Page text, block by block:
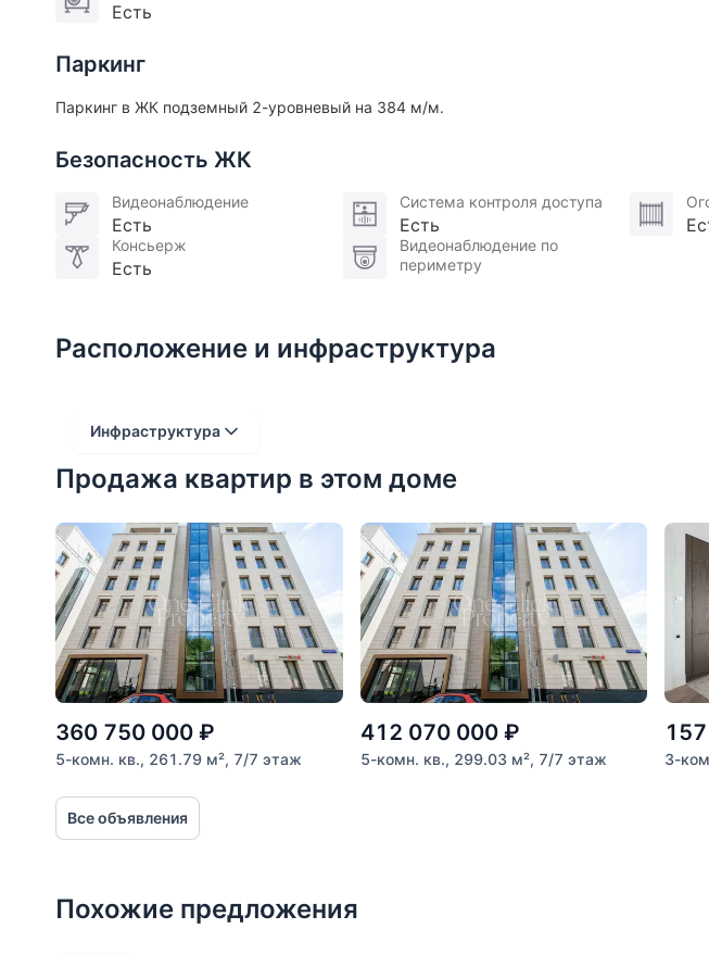
Есть
Паркинг
Паркинг в ЖК подземный 2-уровневый на 384 м/м.
Безопасность ЖК
Видеонаблюдение
Есть
Система контроля доступа
Есть
Консьерж
Есть
Видеонаблюдение по
периметру
Расположение и инфраструктура
Инфраструктура
Расстояние от объекта
До 2000 метров
Школы
Детские клубы
Детские сады
Поликлиники
Больницы
Салоны красоты
Торговые центры
Фитнесы
Все объекты
Продажа квартир в этом доме
360 750 000 ₽
5-комн. кв., 261.79 м², 7/7 этаж
412 070 000 ₽
5-комн. кв., 299.03 м², 7/7 этаж 3-
Все объявления
Похожие предложения